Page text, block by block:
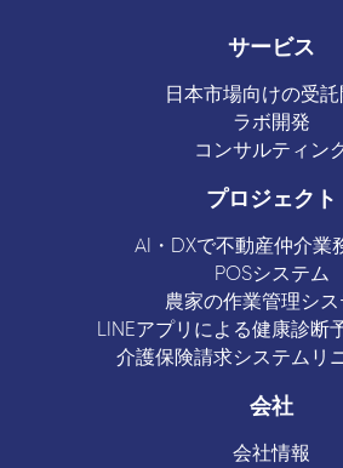
サービス
日本市場向けの受託
ラボ開発
コンサルティン
プロジェクト
AI・DXで不動産仲介業
POSシステム
農家の作業管理シス
LINEアプリによる健康診断
介護保険請求システムリ
会社
会社情報